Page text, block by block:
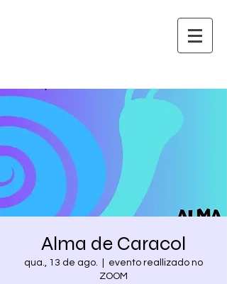
Alma de Caracol
qua., 13 de ago.
evento reallizado no
ZOOM